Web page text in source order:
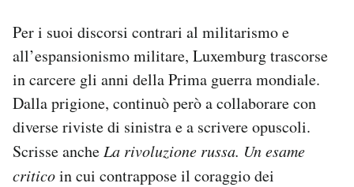
Per i suoi discorsi contrari al militarismo e
all’espansionismo militare, Luxemburg trascorse
in carcere gli anni della Prima guerra mondiale.
Dalla prigione, continuò però a collaborare con
diverse riviste di sinistra e a scrivere opuscoli.
Scrisse anche La rivoluzione russa. Un esame
criticoin cui contrappose il coraggio dei